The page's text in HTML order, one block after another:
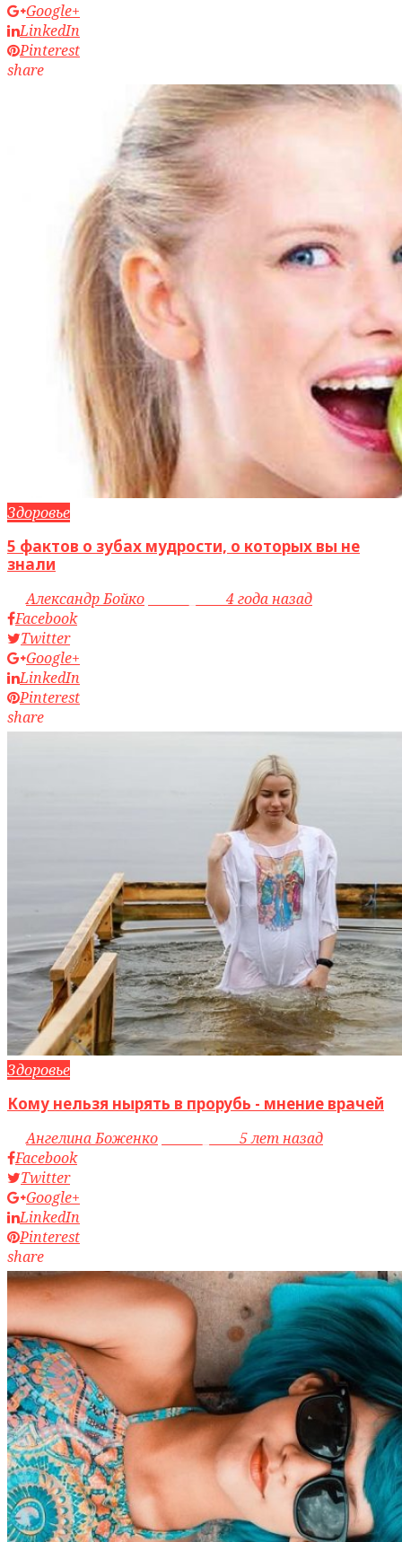
Google+
LinkedIn
Pinterest
share
Здоровье
5 фактов о зубах мудрости, о которых вы не
знали
byАлександр Бойко
4 года назад
Facebook
Twitter
Google+
LinkedIn
Pinterest
share
Здоровье
Кому нельзя нырять в прорубь - мнение врачей
byАнгелина Боженко
5 лет назад
Facebook
Twitter
Google+
LinkedIn
Pinterest
share